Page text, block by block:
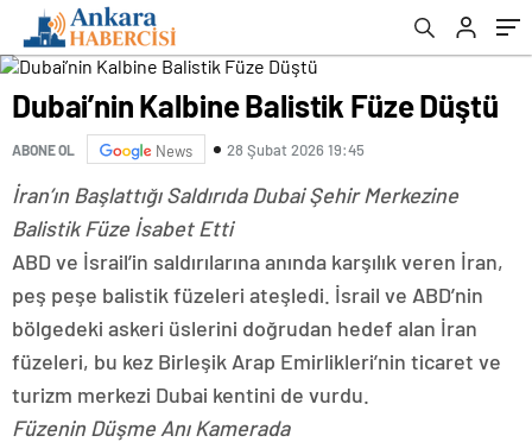
Dubai’nin Kalbine Balistik Füze Düştü
ABONE OL News 28 Şubat 2026 19:45
İran’ın Başlattığı Saldırıda Dubai Şehir Merkezine
Balistik Füze İsabet Etti
ABD ve İsrail’in saldırılarına anında karşılık veren İran,
peş peşe balistik füzeleri ateşledi. İsrail ve ABD’nin
bölgedeki askeri üslerini doğrudan hedef alan İran
füzeleri, bu kez Birleşik Arap Emirlikleri’nin ticaret ve
turizm merkezi Dubai kentini de vurdu.
Füzenin Düşme Anı Kamerada